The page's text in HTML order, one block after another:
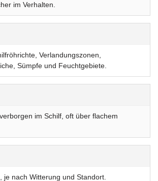
im Verhalten.
Verlandungszonen,
Sümpfe und Feuchtgebiete.
im Schilf, oft über flachem
je nach Witterung und Standort.